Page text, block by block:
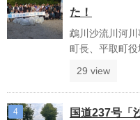
た！
鵡川沙流川河
町長、平取町
29 view
国道237号「